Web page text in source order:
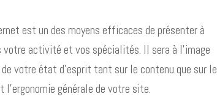
est un des moyens efficaces de présenter à
activité et vos spécialités. Il sera à l’image
votre état d’esprit tant sur le contenu que sur le
l’ergonomie générale de votre site.